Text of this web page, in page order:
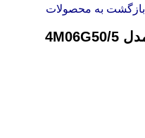
بازگشت به محصولات